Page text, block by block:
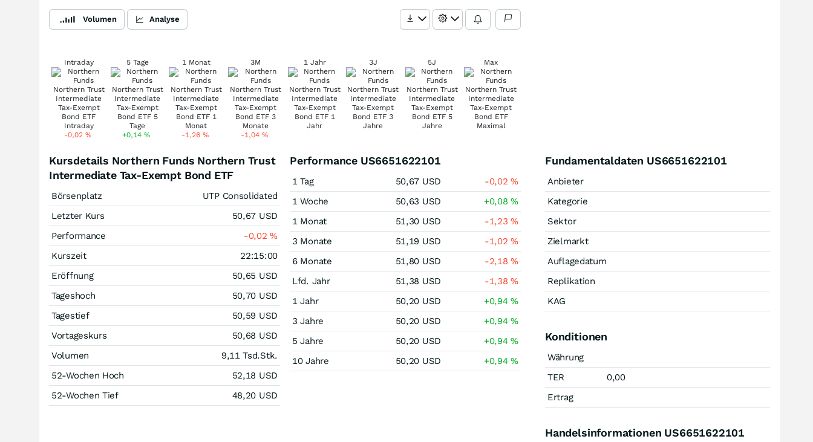
Volumen Analyse
Intraday
-0,02 %
5 Tage
+0,14%
1 Monat
-1,26 %
3M
-1,04%
1 Jahr 3J 5J Max
Kursdetails Northern Funds Northern Trust
Intermediate Tax-Exempt Bond ETF
Börsenplatz
UTP Consolidated
Letzter Kurs
50,67 USD
Performance
-0,02%
Kurszeit
22:15:00
Eröffnung
50,65 USD
Tageshoch
50,70 USD
Tagestief
50,59 USD
Vortageskurs
50,68 USD
Volumen
9,11 Tsd.Stk.
52-Wochen Hoch
52,18 USD
52-Wochen Tief
48,20 USD
Performance US6651622101
1 Tag 50,67 USD -0,02%
1 Woche
50,63 USD +0,08%
1 Monat
51,30 USD -1,23%
3 Monate
51,19 USD -1,02%
6 Monate
51,80 USD -2,18%
Lfd. Jahr
51,38 USD -1,38%
1 Jahr
50,20 USD +0,94%
3 Jahre
50,20 USD +0,94%
5 Jahre
50,20 USD +0,94%
10 Jahre
50,20 USD +0,94%
Fundamentaldaten US6651622101
Anbieter
Kategorie
Sektor
Zielmarkt
Auflagedatum
Replikation
KAG
Konditionen
Währung
TER
0,00
Ertrag
Handelsinformationen US6651622101